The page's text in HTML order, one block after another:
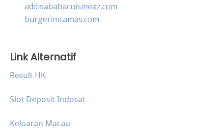
addisababacuisineaz.com
burgerimcamas.com
Link Alternatif
Result HK
Slot Deposit Indosat
Keluaran Macau